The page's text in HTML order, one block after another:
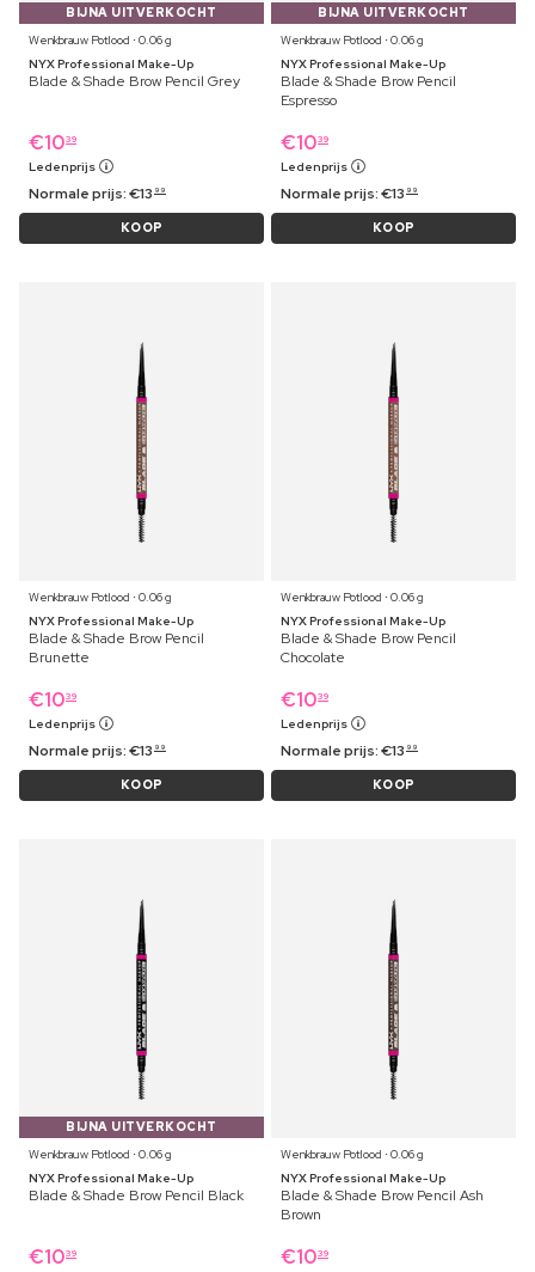
BIJNA UITVERKOCHT
Wenkbrauw Potlood ⋅ 0.06 g
NYX Professional Make-Up
Blade & Shade Brow Pencil Grey
€1039
Ledenprijs
Normale prijs:€13 99
KOOP
BIJNA UITVERKOCHT
Wenkbrauw Potlood ⋅ 0.06 g
NYX Professional Make-Up
Blade & Shade Brow Pencil
Espresso
€1039
Ledenprijs
Normale prijs:€13 99
KOOP
Wenkbrauw Potlood ⋅ 0.06 g
NYX Professional Make-Up
Blade & Shade Brow Pencil
Brunette
€1039
Ledenprijs
Normale prijs:€13 99
KOOP
Wenkbrauw Potlood ⋅ 0.06 g
NYX Professional Make-Up
Blade & Shade Brow Pencil
Chocolate
€1039
Ledenprijs
Normale prijs:€13 99
KOOP
BIJNA UITVERKOCHT
Wenkbrauw Potlood ⋅ 0.06 g
NYX Professional Make-Up
Blade & Shade Brow Pencil Black
€1039
Wenkbrauw Potlood ⋅ 0.06 g
NYX Professional Make-Up
Blade & Shade Brow Pencil Ash
Brown
€1039